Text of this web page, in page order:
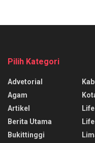
Pilih Kategori
Advetorial
Agam
Artikel
Berita Utama
Bukittinggi